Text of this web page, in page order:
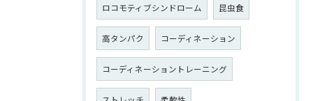
ロコモティブシンドローム 昆虫食
高タンパク コーディネーション
コーディネーショントレーニング